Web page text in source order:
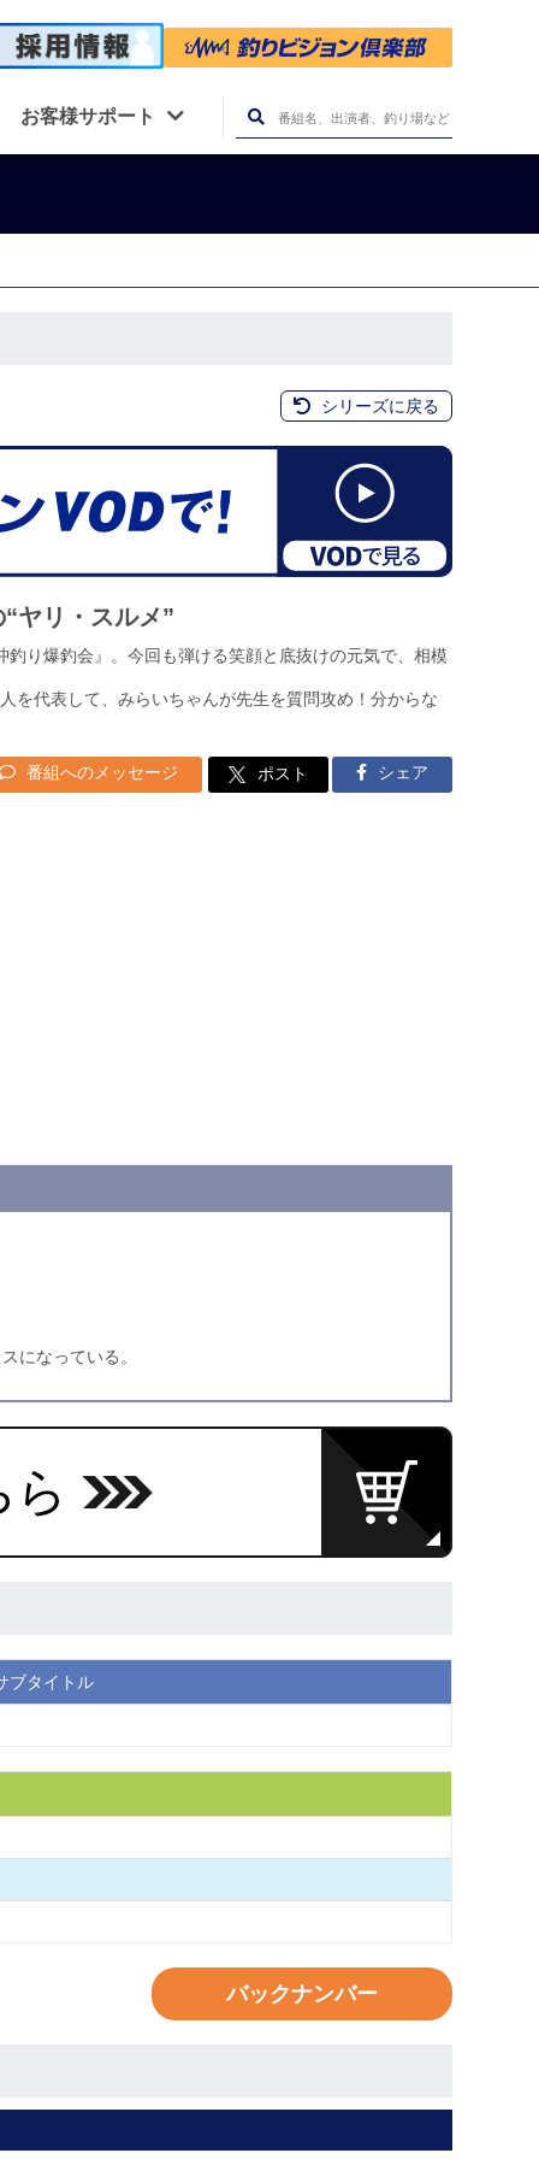
お客様サポート
シリーズに戻る
ヤリ・スルメ”
り爆釣会』。今回も弾ける笑顔と底抜けの元気で、相模
を代表して、みらいちゃんが先生を質問攻め！分からな
番組へのメッセージ ポスト シェア
になっている。
ブタイトル
バックナンバー